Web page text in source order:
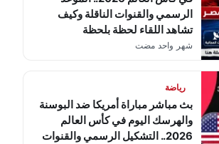
الرسمي والقنوات الناقلة وكيف
تشاهد اللقاء لحظة بلحظة
شهر واحد مضت
رياضة
بث مباشر مباراة أمريكا ضد البوسنة
والهرسك اليوم في كأس العالم
2026.. التشكيل الرسمي والقنوات